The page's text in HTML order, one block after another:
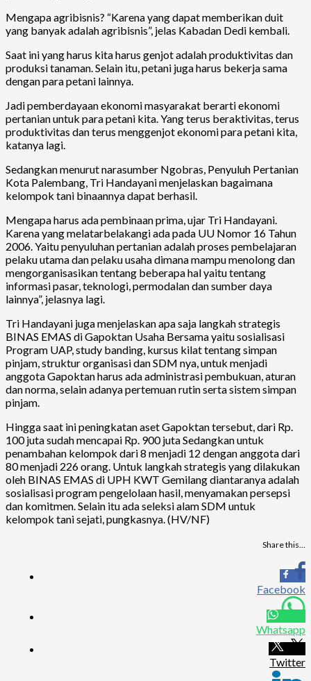
Mengapa agribisnis? “Karena yang dapat memberikan duit
yang banyak adalah agribisnis”, jelas Kabadan Dedi kembali.
Saat ini yang harus kita harus genjot adalah produktivitas dan
produksi tanaman. Selain itu, petani juga harus bekerja sama
dengan para petani lainnya.
Jadi pemberdayaan ekonomi masyarakat berarti ekonomi
pertanian untuk para petani kita. Yang terus beraktivitas, terus
produktivitas dan terus menggenjot ekonomi para petani kita,
katanya lagi.
Sedangkan menurut narasumber Ngobras, Penyuluh Pertanian
Kota Palembang, Tri Handayani menjelaskan bagaimana
kelompok tani binaannya dapat berhasil.
Mengapa harus ada pembinaan prima, ujar Tri Handayani.
Karena yang melatarbelakangi ada pada UU Nomor 16 Tahun
2006. Yaitu penyuluhan pertanian adalah proses pembelajaran
pelaku utama dan pelaku usaha dimana mampu menolong dan
mengorganisasikan tentang beberapa hal yaitu tentang
informasi pasar, teknologi, permodalan dan sumber daya
lainnya”, jelasnya lagi.
Tri Handayani juga menjelaskan apa saja langkah strategis
BINAS EMAS di Gapoktan Usaha Bersama yaitu sosialisasi
Program UAP, study banding, kursus kilat tentang simpan
pinjam, struktur organisasi dan SDM nya, untuk menjadi
anggota Gapoktan harus ada administrasi pembukuan, aturan
dan norma, selain adanya pertemuan rutin serta sistem simpan
pinjam.
Hingga saat ini peningkatan aset Gapoktan tersebut, dari Rp.
100 juta sudah mencapai Rp. 900 juta Sedangkan untuk
penambahan kelompok dari 8 menjadi 12 dengan anggota dari
80 menjadi 226 orang. Untuk langkah strategis yang dilakukan
oleh BINAS EMAS di UPH KWT Gemilang diantaranya adalah
sosialisasi program pengelolaan hasil, menyamakan persepsi
dan komitmen. Selain itu ada seleksi alam SDM untuk
kelompok tani sejati, pungkasnya. (HV/NF)
Share this…
Facebook
Whatsapp
Twitter